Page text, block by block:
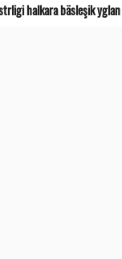
halkara bäsleşik